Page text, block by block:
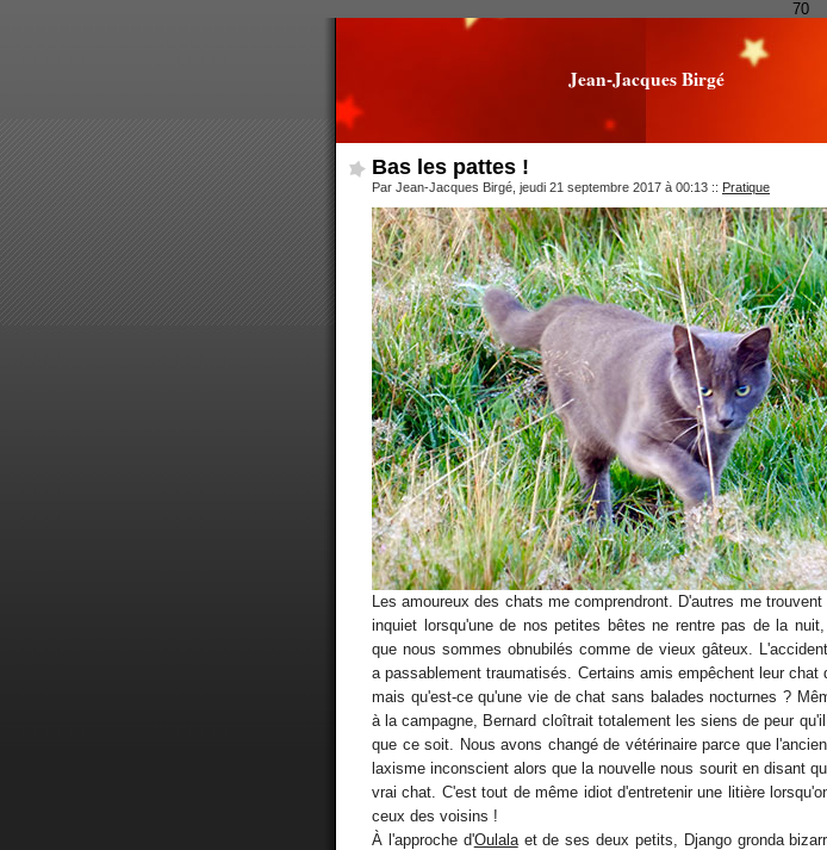
70
Jean-Jacques Birgé
Bas les pattes !
Par Jean-Jacques Birgé, jeudi 21 septembre 2017 à 00:13 :: Pratique
Les amoureux des chats me comprendront. D'autres me
inquiet lorsqu'une de nos petites bêtes ne rentre pas de la
que nous sommes obnubilés comme de vieux gâteux.
a passablement traumatisés. Certains amis empêchent leur chat
mais qu'est-ce qu'une vie de chat sans balades nocturnes ?
à la campagne, Bernard cloîtrait totalement les siens de peur
que ce soit. Nous avons changé de vétérinaire parce que
laxisme inconscient alors que la nouvelle nous sourit en disant
vrai chat. C'est tout de même idiot d'entretenir une litière
ceux des voisins !
À l'approche d'Oulalaet de ses deux petits, Django gronda